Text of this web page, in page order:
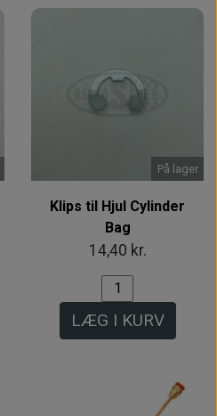
På lager
Klips til Hjul Cylinder
Bag
14,40 kr.
LÆG I KURV